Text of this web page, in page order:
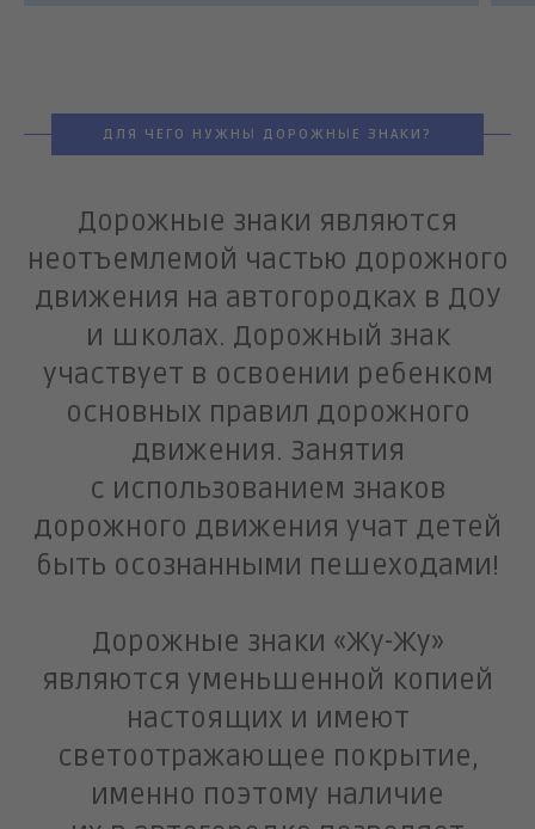
ДЛЯ ЧЕГО НУЖНЫ ДОРОЖНЫЕ ЗНАКИ?
Дорожные знаки являются
неотъемлемой частью дорожного
движения на автогородках в ДОУ
и школах. Дорожный знак
участвует в освоении ребенком
основных правил дорожного
движения. Занятия
с использованием знаков
дорожного движения учат детей
быть осознанными пешеходами!
Дорожные знаки «Жу-Жу»
являются уменьшенной копией
настоящих и имеют
светоотражающее покрытие,
именно поэтому наличие